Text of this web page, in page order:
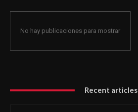
No hay publicaciones para mostrar
Recent articles